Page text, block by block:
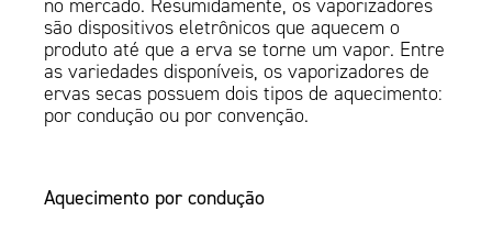
no mercado. Resumidamente, os vaporizadores
são dispositivos eletrônicos que aquecem o
produto até que a erva se torne um vapor. Entre
as variedades disponíveis, os vaporizadores de
ervas secas possuem dois tipos de aquecimento:
por condução ou por convenção.
Aquecimento por condução